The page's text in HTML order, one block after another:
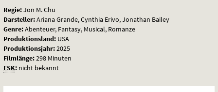
Regie:Jon M. Chu
Darsteller:Ariana Grande, Cynthia Erivo, Jonathan Bailey
Genre:Abenteuer, Fantasy, Musical, Romanze
Produktionsland: USA
Produktionsjahr:2025
Filmlänge:298 Minuten
FSK: nicht bekannt